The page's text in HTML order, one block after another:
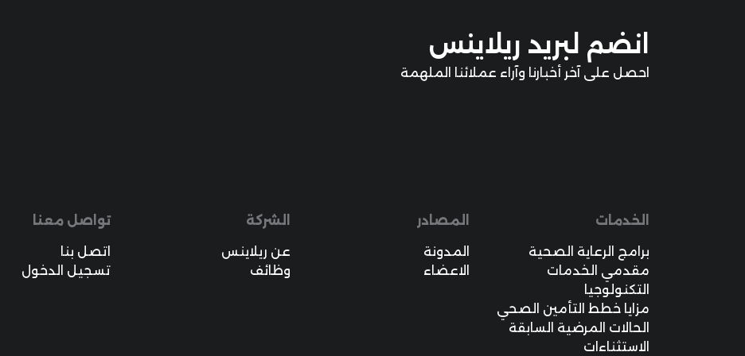
انضم لبريد ريلاينس
احصل على آخر أخبارنا وآراء عملائنا الملهمة
الخدمات
برامج الرعاية الصحية
مقدمي الخدمات
التكنولوجيا
مزايا خطط التأمين الصحي
الحالات المرضية السابقة
الاستثناءات
المصادر
المدونة
الاعضاء
الشركة
عن ريلاينس
وظائف
تواصل معنا
اتصل بنا
تسجيل الدخول